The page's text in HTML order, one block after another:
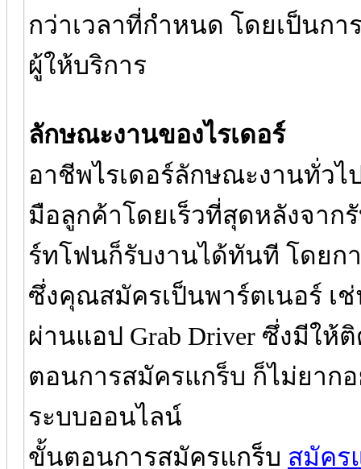
กว่าเวลาที่กำหนด โดยเป็นก
ผู้ให้บริการ
ลักษณะงานของไรเดอร์
อาชีพไรเดอร์ลักษณะงานทั่ว
มือลูกค้าโดยเร็วที่สุดหลังจาก
ร์ทโฟนก็รับงานได้ทันที โดยก
ซึ่งคุณสมัครเป็นพาร์ตเนอร์ เ
ผ่านแอป Grab Driver ซึ่งมีให้
ตอนการสมัครแกร็บ ก็ไม่ยาก
ระบบออนไลน์
ขั้นตอนการสมัครแกร็บ สมัคร